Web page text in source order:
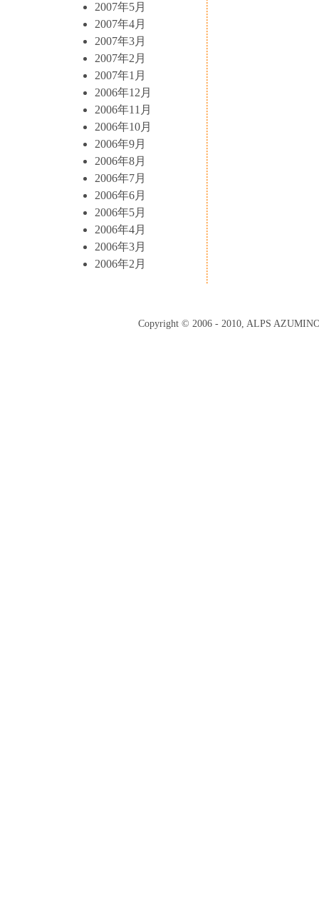
2007年5月
2007年4月
2007年3月
2007年2月
2007年1月
2006年12月
2006年11月
2006年10月
2006年9月
2006年8月
2006年7月
2006年6月
2006年5月
2006年4月
2006年3月
2006年2月
Copyright © 2006 - 2010, ALPS